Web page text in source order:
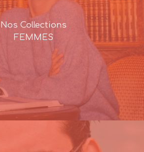
Nos Collections
FEMMES